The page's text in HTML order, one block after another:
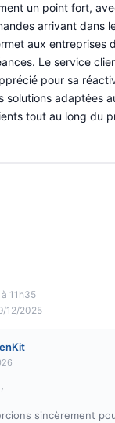
un point fort,
arrivant dans
aux entreprises
Le service
pour sa
solutions adaptées
tout au long du
11h35
12/2025
sincèrement